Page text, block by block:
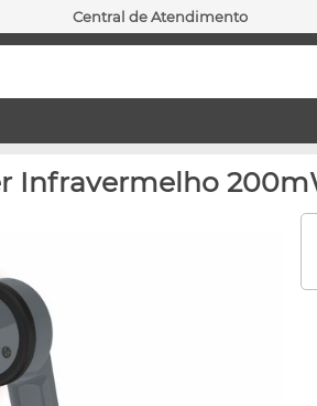
Central de Atendimento
Infravermelho